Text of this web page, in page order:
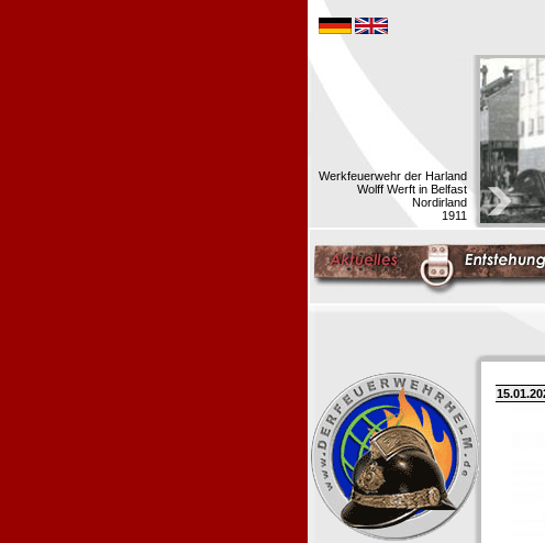
Werkfeuerwehr der Harland
Wolff Werft in Belfast
Nordirland
1911